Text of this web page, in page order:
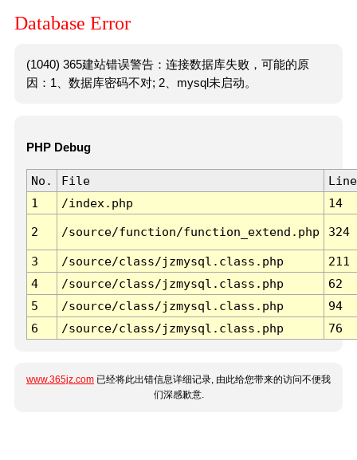
Database Error
(1040) 365建站错误警告：连接数据库失败，可能的原
因：1、数据库密码不对; 2、mysql未启动。
PHP Debug
No. File
Line
1
/index.php 14
2 /source/function/function_extend.php 324
3 /source/class/jzmysql.class.php
211
4
/source/class/jzmysql.class.php
62
5
/source/class/jzmysql.class.php
94
6
/source/class/jzmysql.class.php 76
www.365jz.com 已经将此出错信息详细记录, 由此给您带来的访问不便我
们深感歉意.